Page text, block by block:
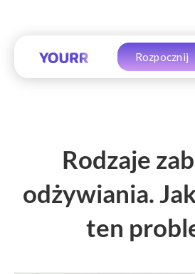
Rozpocznij
Rodzaje
odżywiania.
ten